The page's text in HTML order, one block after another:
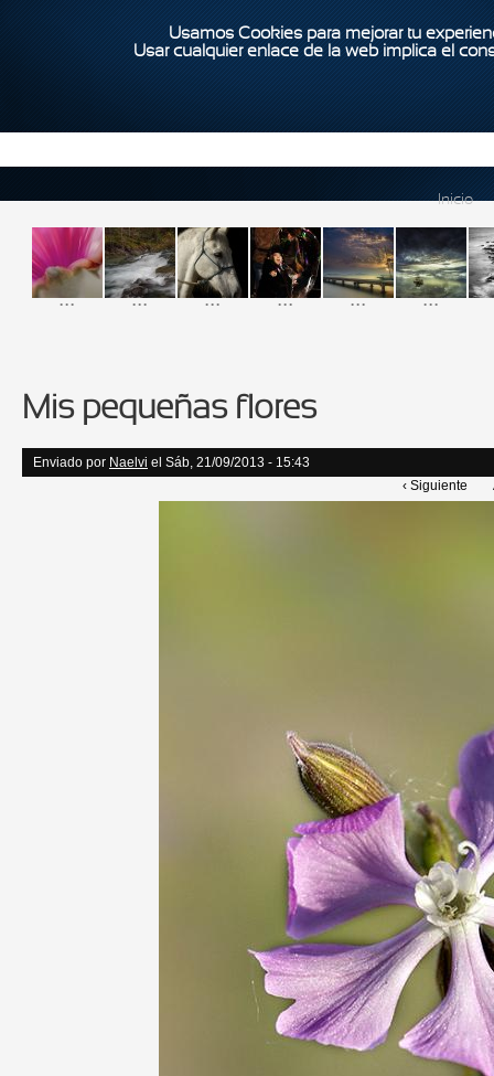
Usamos Cookies para mejorar tu
Usar cualquier enlace de la web implica el
Inicio
... ... ... ... ... ...
Mis pequeñas flores
Enviado por Naelvi el Sáb, 21/09/2013 - 15:43
‹ Siguiente